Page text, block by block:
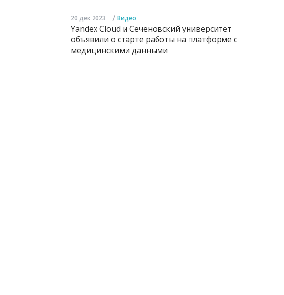
20 дек 2023 / Видео
Yandex Cloud и Сеченовский университет
объявили о старте работы на платформе с
медицинскими данными